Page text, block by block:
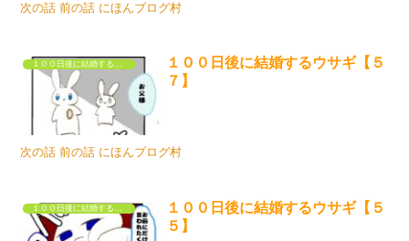
次の話 前の話 にほんブログ村
１００日後に結婚するウサギ【５
７】
次の話 前の話 にほんブログ村
１００日後に結婚するウサギ
１００日後に結婚するウサギ【５
５】